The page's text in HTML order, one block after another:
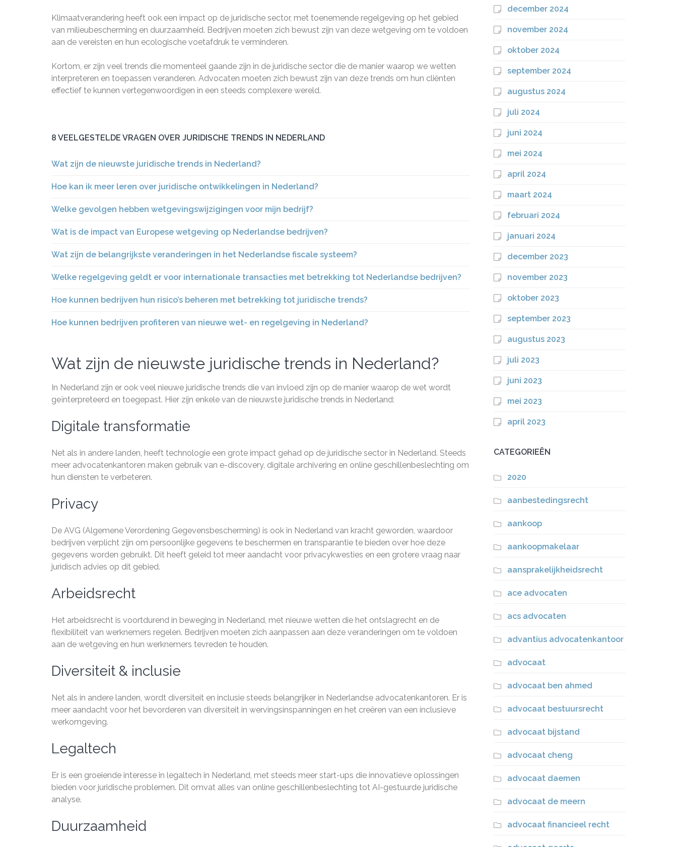
Klimaatverandering heeft ook een impact op de juridische sector, met toenemende regelgeving op het gebied
van milieubescherming en duurzaamheid. Bedrijven moeten zich bewust zijn van deze wetgeving om te voldoen
aan de vereisten en hun ecologische voetafdruk te verminderen.
Kortom, er zijn veel trends die momenteel gaande zijn in de juridische sector die de manier waarop we wetten
interpreteren en toepassen veranderen. Advocaten moeten zich bewust zijn van deze trends om hun cliënten
effectief te kunnen vertegenwoordigen in een steeds complexere wereld.
8 VEELGESTELDE VRAGEN OVER JURIDISCHE TRENDS IN NEDERLAND
Wat zijn de nieuwste juridische trends in Nederland?
Hoe kan ik meer leren over juridische ontwikkelingen in Nederland?
Welke gevolgen hebben wetgevingswijzigingen voor mijn bedrijf?
Wat is de impact van Europese wetgeving op Nederlandse bedrijven?
Wat zijn de belangrijkste veranderingen in het Nederlandse fiscale systeem?
Welke regelgeving geldt er voor internationale transacties met betrekking tot Nederlandse bedrijven?
Hoe kunnen bedrijven hun risico’s beheren met betrekking tot juridische trends?
Hoe kunnen bedrijven profiteren van nieuwe wet- en regelgeving in Nederland?
Wat zijn de nieuwste juridische trends in Nederland?
In Nederland zijn er ook veel nieuwe juridische trends die van invloed zijn op de manier waarop de wet wordt
geïnterpreteerd en toegepast. Hier zijn enkele van de nieuwste juridische trends in Nederland:
Digitale transformatie
Net als in andere landen, heeft technologie een grote impact gehad op de juridische sector in Nederland. Steeds
meer advocatenkantoren maken gebruik van e-discovery, digitale archivering en online geschillenbeslechting om
hun diensten te verbeteren.
Privacy
De AVG (Algemene Verordening Gegevensbescherming) is ook in Nederland van kracht geworden, waardoor
bedrijven verplicht zijn om persoonlijke gegevens te beschermen en transparantie te bieden over hoe deze
gegevens worden gebruikt. Dit heeft geleid tot meer aandacht voor privacykwesties en een grotere vraag naar
juridisch advies op dit gebied.
Arbeidsrecht
Het arbeidsrecht is voortdurend in beweging in Nederland, met nieuwe wetten die het ontslagrecht en de
flexibiliteit van werknemers regelen. Bedrijven moeten zich aanpassen aan deze veranderingen om te voldoen
aan de wetgeving en hun werknemers tevreden te houden.
Diversiteit & inclusie
Net als in andere landen, wordt diversiteit en inclusie steeds belangrijker in Nederlandse advocatenkantoren. Er is
meer aandacht voor het bevorderen van diversiteit in wervingsinspanningen en het creëren van een inclusieve
werkomgeving.
Legaltech
Er is een groeiende interesse in legaltech in Nederland, met steeds meer start-ups die innovatieve oplossingen
bieden voor juridische problemen. Dit omvat alles van online geschillenbeslechting tot AI-gestuurde juridische
analyse.
Duurzaamheid
december 2024
november 2024
oktober 2024
september 2024
augustus 2024
juli 2024
juni 2024
mei 2024
april 2024
maart 2024
februari 2024
januari 2024
december 2023
november 2023
oktober 2023
september 2023
augustus 2023
juli 2023
juni 2023
mei 2023
april 2023
CATEGORIEËN
2020
aanbestedingsrecht
aankoop
aankoopmakelaar
aansprakelijkheidsrecht
ace advocaten
acs advocaten
advantius advocatenkantoor
advocaat
advocaat ben ahmed
advocaat bestuursrecht
advocaat bijstand
advocaat cheng
advocaat daemen
advocaat de meern
advocaat financieel recht